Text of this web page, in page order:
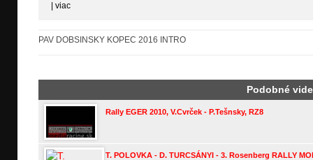
viac
PAV DOBSINSKY KOPEC 2016 INTRO
Podobné
Rally EGER 2010, V.Cvrček - P.Teš­nsky, RZ8
T. POLOVKA - D. TURCSÁNYI - 3. Rosenberg RALLY